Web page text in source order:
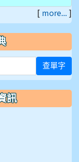
[ more... ]
查單字
訊